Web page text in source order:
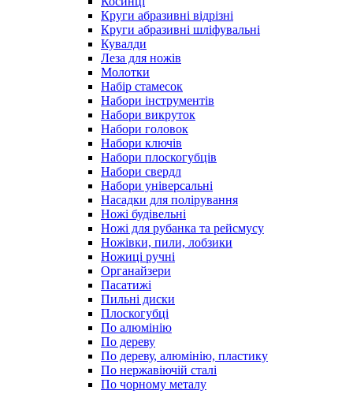
Круги абразивні відрізні
Круги абразивні шліфувальні
Кувалди
Леза для ножів
Молотки
Набір стамесок
Набори інструментів
Набори викруток
Набори головок
Набори ключів
Набори плоскогубців
Набори свердл
Набори універсальні
Насадки для полірування
Ножі будівельні
Ножі для рубанка та рейсмусу
Ножівки, пили, лобзики
Ножиці ручні
Органайзери
Пасатижі
Пильні диски
Плоскогубці
По алюмінію
По дереву
По дереву, алюмінію, пластику
По нержавіючій сталі
По чорному металу